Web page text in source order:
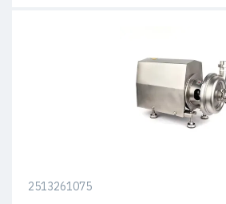
2513261075